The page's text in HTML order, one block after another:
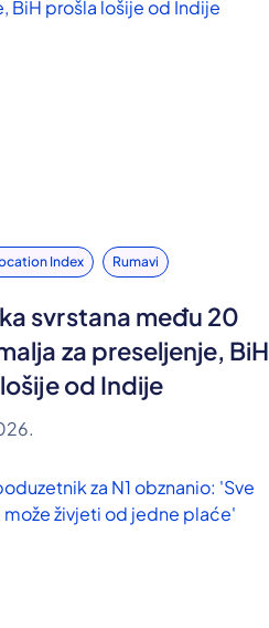
Index Rumavi
svrstana među 20
za preseljenje, BiH
od Indije